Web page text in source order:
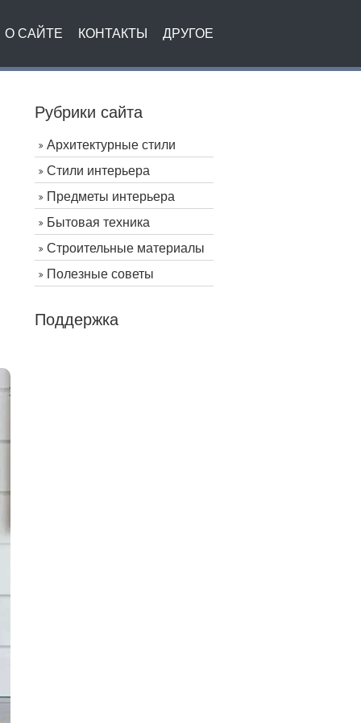
О САЙТЕ КОНТАКТЫ ДРУГОЕ
Рубрики сайта
Архитектурные стили
Стили интерьера
Предметы интерьера
Бытовая техника
Строительные материалы
Полезные советы
Поддержка